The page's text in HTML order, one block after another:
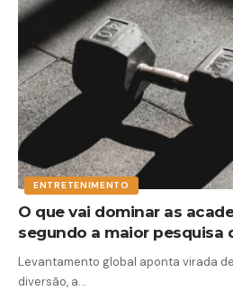
ENTRETENIMENTO
O que vai dominar as
segundo a maior pesquisa
Levantamento global aponta virada
diversão, a…